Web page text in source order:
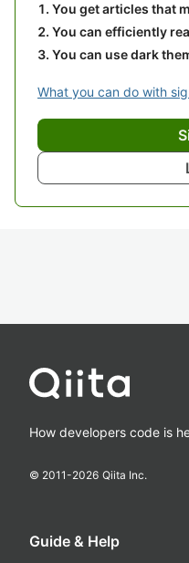
You get articles that
You can efficiently
You can use dark
What you can do with
How developers code is
© 2011-2026 Qiita Inc.
Guide & Help